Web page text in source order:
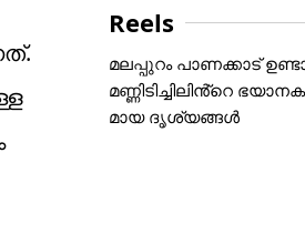
Reels
മലപ്പുറം പാണക്കാട്
മണ്ണിടിച്ചിലിൻ്റെ ഭയാനക
മായ ദൃശ്യങ്ങൾ